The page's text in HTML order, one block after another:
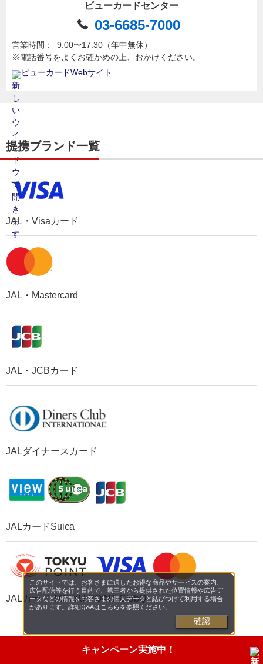
キャンペーン実施中！
ビューカードセンター
03-6685-7000
営業時間：
9:00〜17:30（年中無休）
※電話番号をよくお確かめの上、おかけください。
ビューカードWebサイト
提携ブランド一覧
JAL・Visaカード
JAL・Mastercard
JAL・JCBカード
JALダイナースカード
JALカードSuica
JALカード TOKYU POINT ClubQ
このサイトでは、お客さまに適したお得な商品やサービスの案内、
広告配信等を行う目的で、第三者から提供された位置情報や広告デ
ータなどの情報をお客さまの個人データと結びつけて利用する場合
があります。詳細Q&Aはこちらを参照ください。
確認